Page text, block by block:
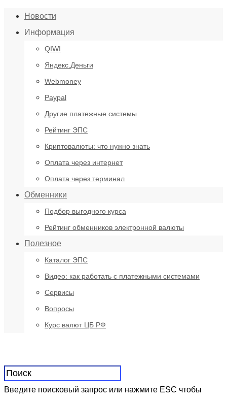
Новости
Информация
QIWI
Яндекс.Деньги
Webmoney
Paypal
Другие платежные системы
Рейтинг ЭПС
Криптовалюты: что нужно знать
Оплата через интернет
Оплата через терминал
Обменники
Подбор выгодного курса
Рейтинг обменников электронной валюты
Полезное
Каталог ЭПС
Видео: как работать с платежными системами
Сервисы
Вопросы
Курс валют ЦБ РФ
Введите поисковый запрос или нажмите ESC чтобы